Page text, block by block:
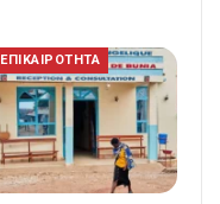
ΕΠΙΚΑΙΡΟΤΗΤΑ